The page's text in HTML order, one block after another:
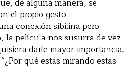
de alguna manera, se
el propio gesto
conexión sibilina pero
la película nos susurra de vez
darle mayor importancia,
qué estás mirando estas